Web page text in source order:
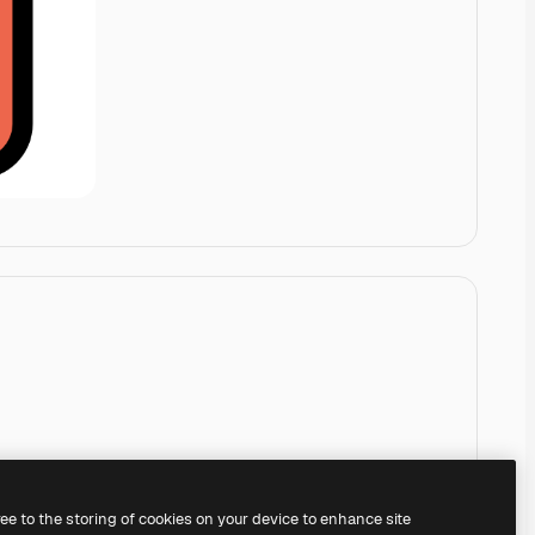
to the storing of cookies on your device to enhance site